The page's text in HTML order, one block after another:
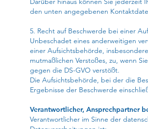
den unten angegebenen
5. Recht auf Beschwerde bei einer
Unbeschadet eines anderweitigen
einer Aufsichtsbehörde,
mutmaßlichen Verstoßes, zu, wenn
gegen die DS-GVO verstößt.
Die Aufsichtsbehörde, bei der die
Ergebnisse der Beschwerde
Verantwortlicher, Ansprechpartner
Verantwortlicher im Sinne der